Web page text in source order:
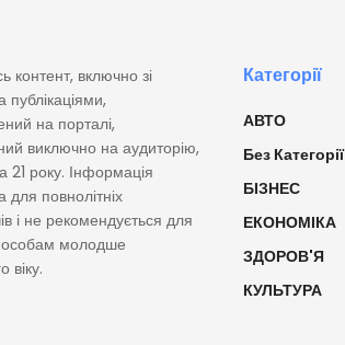
контент, включно зі
публікаціями,
на порталі,
виключно на аудиторію,
21 року. Інформація
для повнолітніх
і не рекомендується для
особам молодше
віку.
Категорії
АВТО
Без Категорії
БІЗНЕС
ЕКОНОМІКА
ЗДОРОВ'Я
КУЛЬТУРА